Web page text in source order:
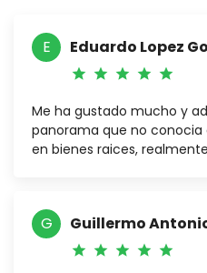
E Eduardo Lopez
star star star star star
Me ha gustado mucho y
panorama que no conocia
en bienes raices,
G Guillermo
star star star star star